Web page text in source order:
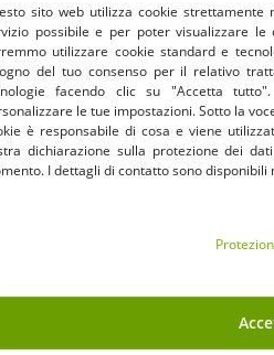
jeans chino da uomo Pierre
pantaloni in denim e cotone
sito web utilizza cookie
possibile e per poter visualizzare
utilizzare cookie standard e
del tuo consenso per il relativo
facendo clic su "Accetta
le tue impostazioni. Sotto la
è responsabile di cosa e viene
dichiarazione sulla protezione dei
I dettagli di contatto sono disponibili